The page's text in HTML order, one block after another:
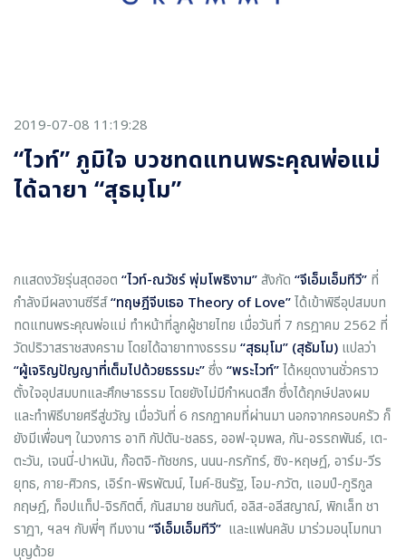
2019-07-08 11:19:28
“ไวท์” ภูมิใจ บวชทดแทนพระคุณพ่อแม่
ได้ฉายา “สุธมฺโม”
กแสดงวัยรุ่นสุดฮอต “ไวท์-ณวัชร์ พุ่มโพธิงาม”สังกัด “จีเอ็มเอ็มทีวี” ที่
กำลังมีผลงานซีรีส์“ทฤษฎีจีบเธอ Theory of Love”ได้เข้าพิธีอุปสมบท
ทดแทนพระคุณพ่อแม่ ทำหน้าที่ลูกผู้ชายไทย เมื่อวันที่ 7 กรฎาคม 2562 ที่
วัดปริวาสราชสงคราม โดยได้ฉายาทางธรรม “สุธมฺโม” (สุธัมโม) แปลว่า
“ผู้เจริญปัญญาที่เต็มไปด้วยธรรมะ”ซึ่ง “พระไวท์”ได้หยุดงานชั่วคราว
ตั้งใจอุปสมบทและศึกษาธรรม โดยยังไม่มีกำหนดสึก ซึ่งได้ฤกษ์ปลงผม
และทำพิธีบายศรีสู่ขวัญ เมื่อวันที่ 6 กรกฏาคมที่ผ่านมา นอกจากครอบครัว ก็
ยังมีเพื่อนๆ ในวงการ อาทิ กัปตัน-ชลธร, ออฟ-จุมพล, กัน-อรรถพันธ์, เต-
ตะวัน, เจนนี่-ปาหนัน, ก๊อตจิ-ทัชชกร, นนน-กรภัทร์, ซิง-หฤษฎ์, อาร์ม-วีร
ยุทธ, กาย-ศิวกร, เอิร์ท-พิรพัฒน์, ไมค์-ชินรัฐ, โอม-ภวัต, แอมป์-ภูริกูล
กฤษฎ์, ท็อปแท็ป-จิรกิตติ์, กันสมาย ชนกันต์, อลิส-อลีสญาฌ์, พิกเล็ท ชา
ราฎา, ฯลฯ กับพี่ๆ ทีมงาน “จีเอ็มเอ็มทีวี” และแฟนคลับ มาร่วมอนุโมทนา
บุญด้วย